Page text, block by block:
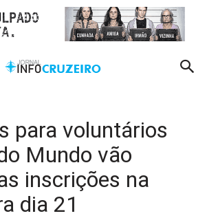
para voluntários
Mundo vão
inscrições na
dia 21